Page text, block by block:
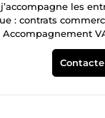
les
: contrats
Accompagnement
et
SEO : articles
: vous faire